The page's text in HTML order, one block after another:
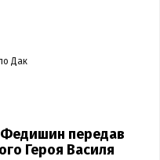
Дак
Федишин передав
Героя Василя